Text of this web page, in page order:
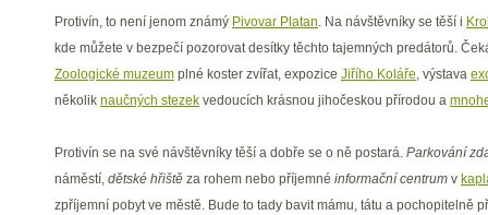
Protivín, to není jenom známý Pivovar Platan. Na návštěvníky se těší i
kde můžete v bezpečí pozorovat desítky těchto tajemných predátorů.
Zoologické muzeum plné koster zvířat, expozice Jiřího Koláře, výstava
několik naučných stezek vedoucích krásnou jihočeskou přírodou a
Protivín se na své návštěvníky těší a dobře se o ně postará. Parkování
náměstí, dětské hřiště za rohem nebo příjemné informační centrum v
zpříjemní pobyt ve městě. Bude to tady bavit mámu, tátu a pochopitelně